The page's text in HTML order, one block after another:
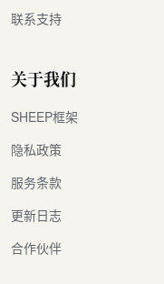
联系支持
关于我们
SHEEP框架
隐私政策
服务条款
更新日志
合作伙伴